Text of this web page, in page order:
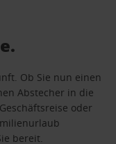
Ob Sie nun einen
Abstecher in die
oder
bereit.